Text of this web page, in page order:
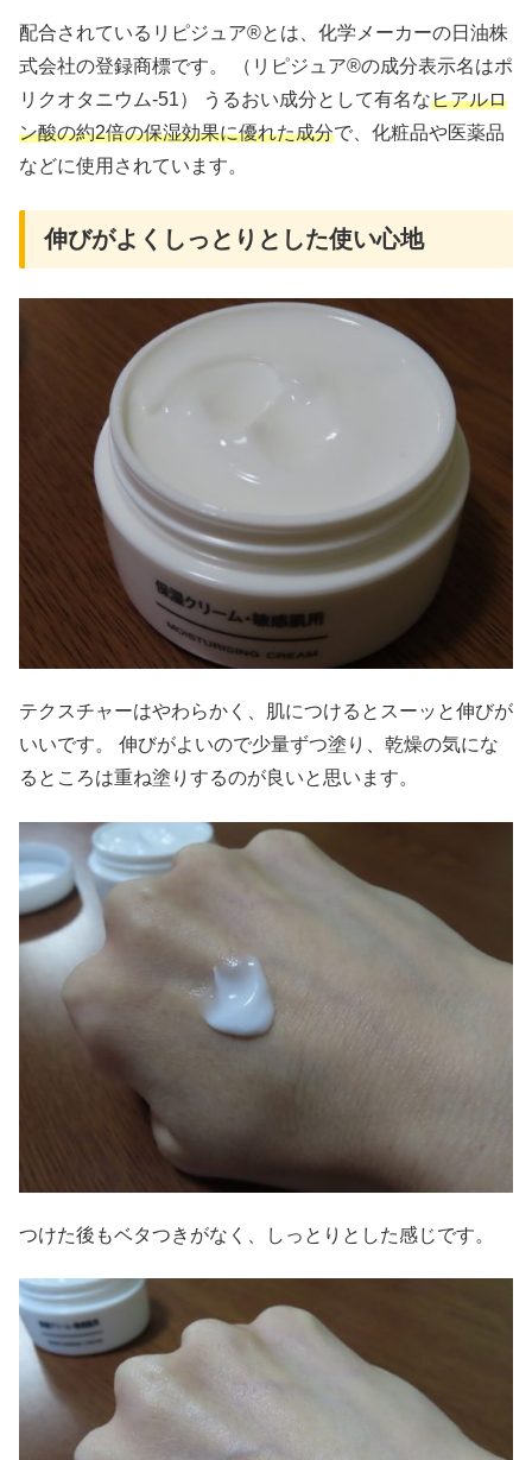
配合されているリピジュア®とは、化学メーカーの日油株
式会社の登録商標です。 （リピジュア®の成分表示名はポ
リクオタニウム-51） うるおい成分として有名なヒアルロ
ン酸の約2倍の保湿効果に優れた成分で、化粧品や医薬品
などに使用されています。
伸びがよくしっとりとした使い心地
テクスチャーはやわらかく、肌につけるとスーッと伸びが
いいです。 伸びがよいので少量ずつ塗り、乾燥の気にな
るところは重ね塗りするのが良いと思います。
つけた後もベタつきがなく、しっとりとした感じです。